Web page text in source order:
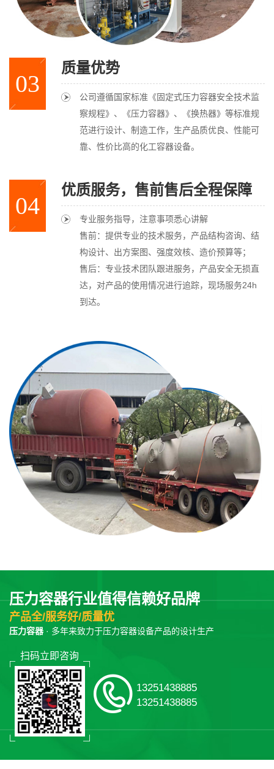
03
质量优势
公司遵循国家标准《固定式压力容器安全技术监
察规程》、《压力容器》、《换热器》等标准规
范进行设计、制造工作，生产品质优良、性能可
靠、性价比高的化工容器设备。
04
优质服务，售前售后全程保障
专业服务指导，注意事项悉心讲解
售前：提供专业的技术服务，产品结构咨询、结
构设计、出方案图、强度效核、造价预算等；
售后：专业技术团队跟进服务，产品安全无损直
达，对产品的使用情况进行追踪，现场服务24h
到达。
压力容器行业值得信赖好品牌
产品全/服务好/质量优
压力容器· 多年来致力于压力容器设备产品的设计生产
扫码立即咨询
13251438885
13251438885